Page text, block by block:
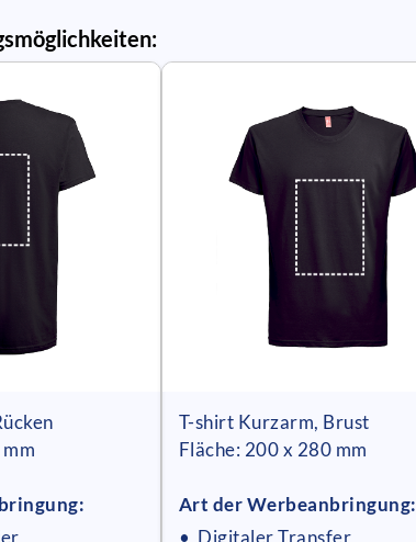
T-shirt Kurzarm, Brust
Fläche: 200 x 280 mm
Art der Werbeanbringung:
• Digitaler Transfer